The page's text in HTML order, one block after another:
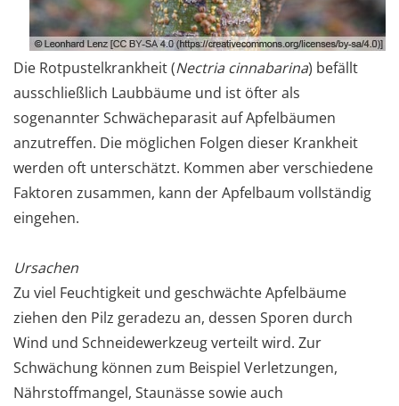
Die Rotpustelkrankheit (Nectria cinnabarina) befällt
ausschließlich Laubbäume und ist öfter als
sogenannter Schwächeparasit auf Apfelbäumen
anzutreffen. Die möglichen Folgen dieser Krankheit
werden oft unterschätzt. Kommen aber verschiedene
Faktoren zusammen, kann der Apfelbaum vollständig
eingehen.
Ursachen
Zu viel Feuchtigkeit und geschwächte Apfelbäume
ziehen den Pilz geradezu an, dessen Sporen durch
Wind und Schneidewerkzeug verteilt wird. Zur
Schwächung können zum Beispiel Verletzungen,
Nährstoffmangel, Staunässe sowie auch